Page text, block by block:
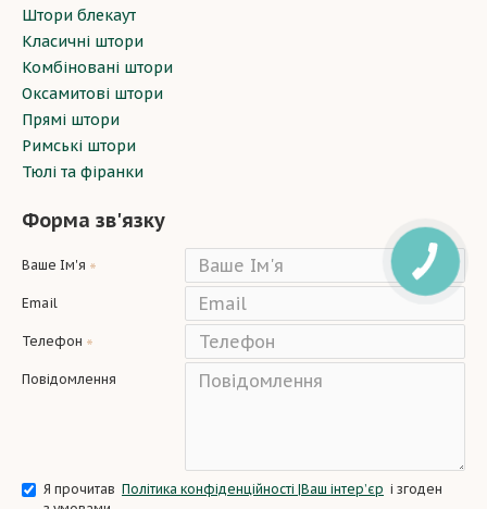
Штори блекаут
Класичні штори
Комбіновані штори
Оксамитові штори
Прямі штори
Римські штори
Тюлі та фіранки
Форма зв'язку
Ваше Ім'я
Email
Телефон
Повідомлення
Я прочитав Політика конфіденційності |Ваш інтер’єр і згоден